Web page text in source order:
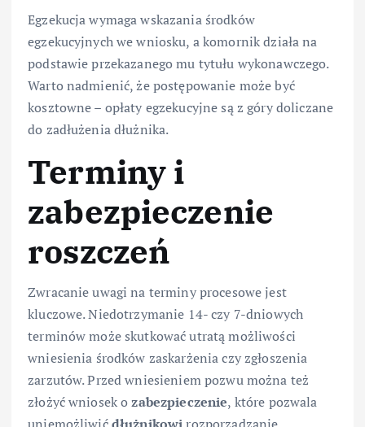
Egzekucja wymaga wskazania środków
egzekucyjnych we wniosku, a komornik działa na
podstawie przekazanego mu tytułu wykonawczego.
Warto nadmienić, że postępowanie może być
kosztowne – opłaty egzekucyjne są z góry doliczane
do zadłużenia dłużnika.
Terminy i
zabezpieczenie
roszczeń
Zwracanie uwagi na terminy procesowe jest
kluczowe. Niedotrzymanie 14- czy 7-dniowych
terminów może skutkować utratą możliwości
wniesienia środków zaskarżenia czy zgłoszenia
zarzutów. Przed wniesieniem pozwu można też
złożyć wniosek ozabezpieczenie, które pozwala